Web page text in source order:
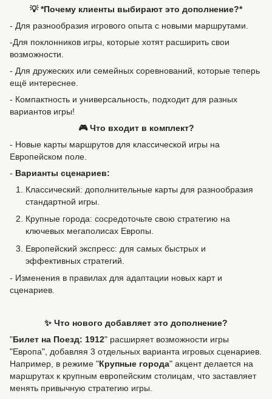
💡 *Почему клиенты выбирают это дополнение?*
- Для разнообразия игрового опыта с новыми маршрутами.
-Для поклонников игры, которые хотят расширить свои
возможности.
- Для дружеских или семейных соревнований, которые теперь
ещё интереснее.
- Компактность и универсальность, подходит для разных
вариантов игры!
🎮 Что входит в комплект?
- Новые карты маршрутов для классической игры на
Европейском поле.
- Варианты сценариев:
Классический: дополнительные карты для разнообразия
стандартной игры.
Крупные города: сосредоточьте свою стратегию на
ключевых мегаполисах Европы.
Европейский экспресс: для самых быстрых и
эффективных стратегий.
- Изменения в правилах для адаптации новых карт и
сценариев.
✨ Что нового добавляет это дополнение?
"Билет на Поезд: 1912" расширяет возможности игры
"Европа", добавляя 3 отдельных варианта игровых сценариев.
Например, в режиме "Крупные города" акцент делается на
маршрутах к крупным европейским столицам, что заставляет
менять привычную стратегию игры.